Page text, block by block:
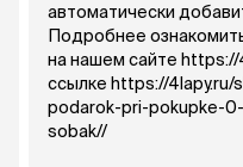
автоматически
Подробнее
на нашем сайте https://
ссылке https://
podarok-pri-pokupke-
sobak//